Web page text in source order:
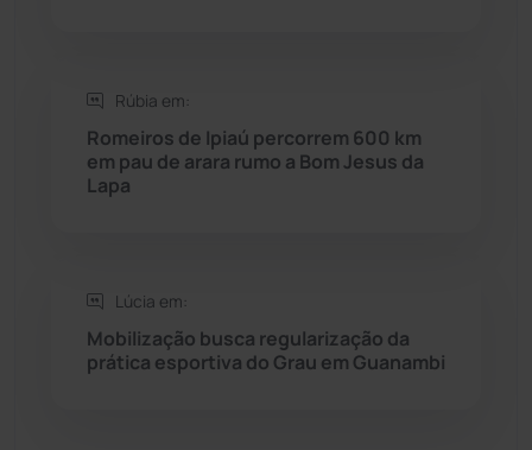
Sítio do Mato
Sudoeste Baiano (1530)
Tanque Novo
Tecnologia (12)
Rúbia em:
Romeiros de Ipiaú percorrem 600 km
em pau de arara rumo a Bom Jesus da
Lapa
Lúcia em:
Mobilização busca regularização da
prática esportiva do Grau em Guanambi